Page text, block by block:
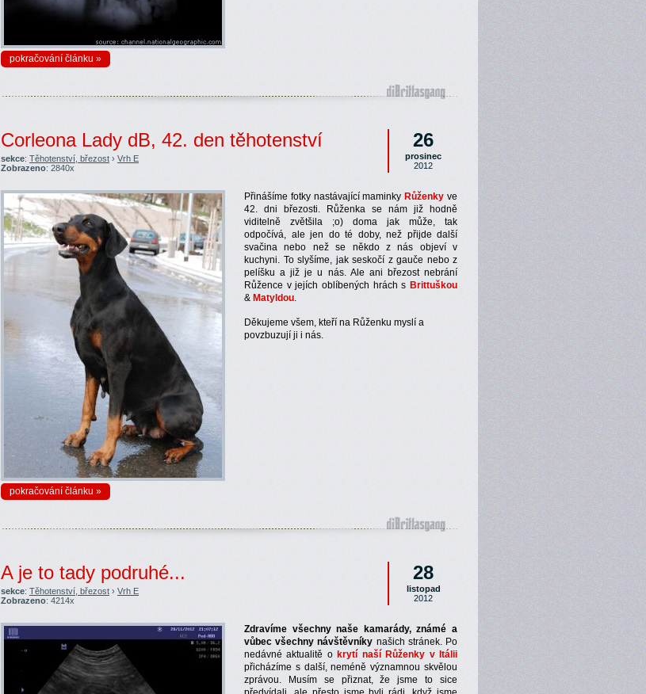
pokračování článku »
26
prosinec
2012
Corleona Lady dB, 42. den těhotenství
sekce: Těhotenství, březost › Vrh E
Zobrazeno: 2840x
Přinášíme fotky nastávající maminkyRůženky ve
42. dni březosti. Růženka se nám již hodně
viditelně zvětšila ;o) doma jak může, tak
odpočívá, ale jen do té doby, než přijde další
svačina nebo než se někdo z nás objeví v
kuchyni. To slyšíme, jak seskočí z gauče nebo z
pelíšku a již je u nás. Ale ani březost nebrání
Růžence v jejích oblíbených hrách s Brittuškou
& Matyldou
Děkujeme všem, kteří na Růženku myslí a
povzbuzují ji i nás.
pokračování článku »
28
listopad
2012
A je to tady podruhé...
sekce: Těhotenství, březost › Vrh E
Zobrazeno: 4214x
Zdravíme všechny naše kamarády, známé a
vůbec všechny návštěvníky našich stránek. Po
nedávné aktualitě okrytí naší Růženky v Itálii
přicházíme s další, neméně významnou skvělou
zprávou. Musím se přiznat, že jsme to sice